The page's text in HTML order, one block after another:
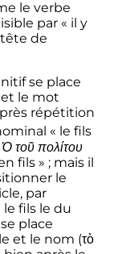
le verbe
par « il y
de
se place
et le mot
répétition
« le fils
Ὁ τοῦ πολίτου
fils » ; mais il
le
par
le fils le du
place
et le nom (τὸ